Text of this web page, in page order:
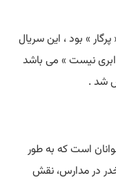
» بود ، این سریال
نیست » می باشد
شد .
است که به طور
در مدارس، نقش